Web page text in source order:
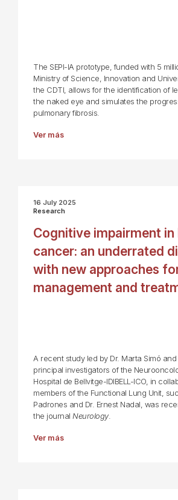
The SEPI-IA prototype, funded with 5
Ministry of Science, Innovation and
the CDTI, allows for the identification of
the naked eye and simulates the
pulmonary fibrosis.
Ver más
16 July 2025
Research
Cognitive impairment in
cancer: an underrated
with new approaches
management and
A recent study led by Dr. Marta Simó and
principal investigators of the
Hospital de Bellvitge-IDIBELL-ICO, in
members of the Functional Lung Unit,
Padrones and Dr. Ernest Nadal, was
the journal Neurology.
Ver más